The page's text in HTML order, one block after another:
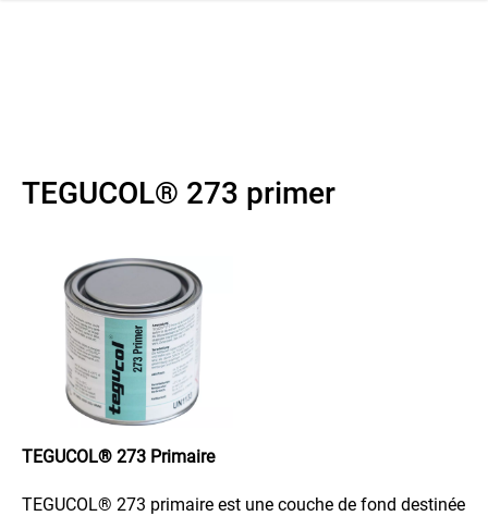
TEGUCOL® 273 primer
TEGUCOL® 273 Primaire
TEGUCOL® 273 primaire est une couche de fond destinée